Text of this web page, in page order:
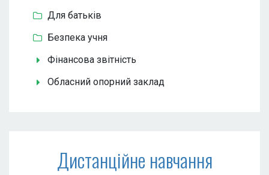
Для батьків
Безпека учня
Фінансова звітність
Обласний опорний заклад
Дистанційне навчання